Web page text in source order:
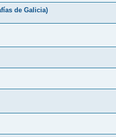
de Galicia)